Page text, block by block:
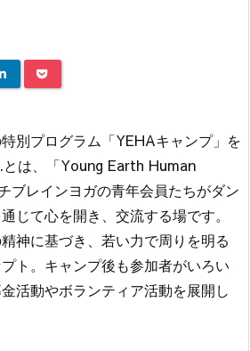
別プログラム「YEHAキャンプ」を
は、「Young Earth Human
ブレインヨガの青年会員たちがダン
じて心を開き、交流する場です。
神に基づき、若い力で周りを明る
ト。キャンプ後も参加者がいろい
活動やボランティア活動を展開し